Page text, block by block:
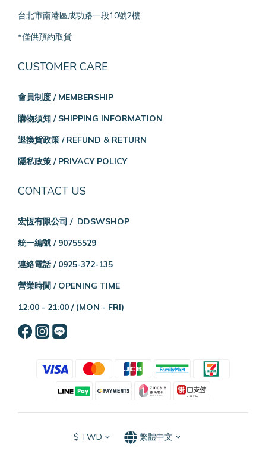
台北市南港區成功路一段10號2樓
*僅供預約取貨
CUSTOMER CARE
會員制度 / MEMBERSHIP
購物須知 / SHIPPING INFORMATION
退換貨政策 / REFUND & RETURN
隱私政策 / PRIVACY POLICY
CONTACT US
宏恆有限公司 / DDSWSHOP
統一編號 / 90755529
連絡電話 / 0925-372-135
營業時間 / OPENING TIME
12:00 - 21:00 / (MON - FRI)
$ TWD 繁體中文